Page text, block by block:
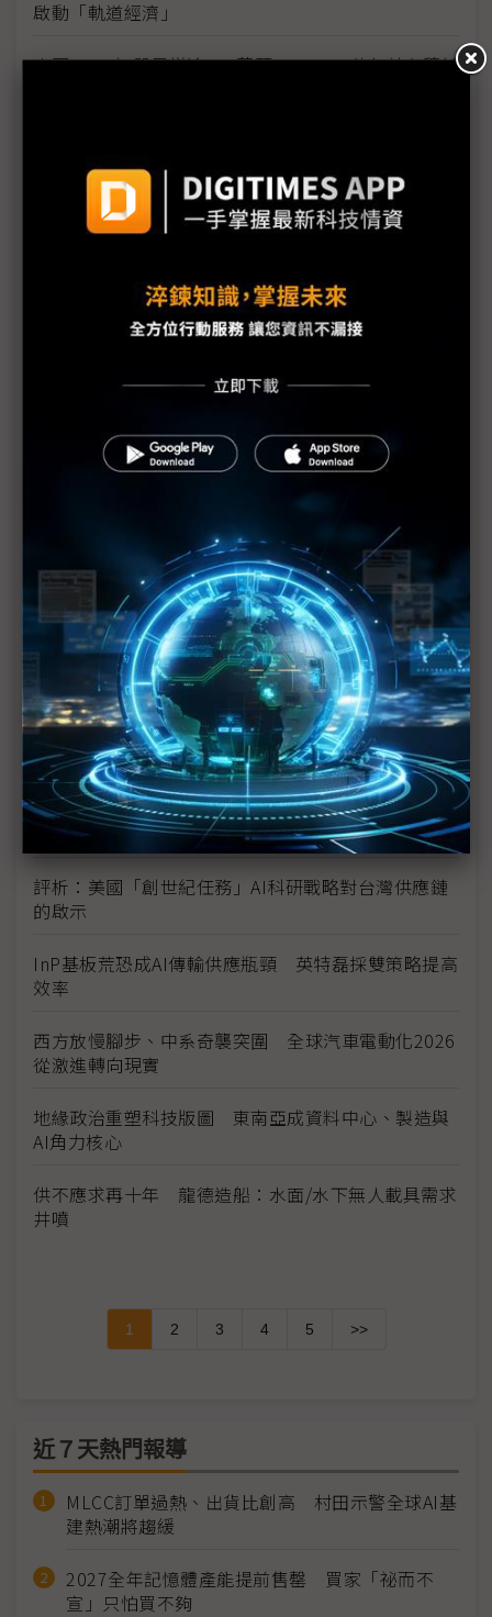
啟動「軌道經濟」
中國H200訂單暴增逾200萬顆 NVIDIA傳急敲台積新
入NVIDIA
川普10萬美元H-1B簽證費用爭議延燒 美國商會提起
魏哲家自嘲含淚打造台積美廠 NYT剖析1.8萬條法規
如何綁住晶圓代工龍頭手腳
從DeepSeek到H200鬆綁 盤點NVIDIA 2025年十大
新的逆襲之路？ 業者估未來5~10年中國將竄出多家
未蒙其利先受其害 美國製造業景氣連9個月衰退
H200效能翻6倍、價格增3成 NVIDIA「清庫存」仍
讓中國動心
豐田目標2026全球生產破千萬輛 HEV需求強勁跨越
電動車放緩影響
東南亞各國與美貿易協議持續推進 2026聚焦關鍵礦
產、轉口問題
陳立武與川普關鍵40分鐘會談 將政治阻力化為英特
爾資金
評析：美國「創世紀任務」AI科研戰略對台灣供應鏈
的啟示
InP基板荒恐成AI傳輸供應瓶頸 英特磊採雙策略提高
效率
西方放慢腳步、中系奇襲突圍 全球汽車電動化2026
從激進轉向現實
地緣政治重塑科技版圖 東南亞成資料中心、製造與
AI角力核心
供不應求再十年 龍德造船：水面/水下無人載具需求
井噴
1 2 3 4 5 >>
近７天熱門報導
MLCC訂單過熱、出貨比創高 村田示警全球AI基
建熱潮將趨緩
2027全年記憶體產能提前售罄 買家「祕而不
宣」只怕買不夠